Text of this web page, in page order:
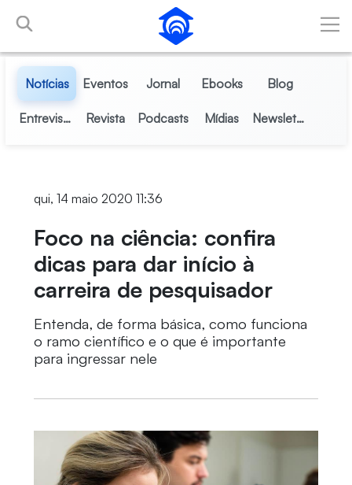
Pular para o Conteúdo principal
Notícias Eventos Jornal Ebooks Blog
Entrevistas Revista Podcasts Mídias Newsletter
qui, 14 maio 2020 11:36
Foco na ciência: confira
dicas para dar início à
carreira de pesquisador
Entenda, de forma básica, como funciona
o ramo científico e o que é importante
para ingressar nele